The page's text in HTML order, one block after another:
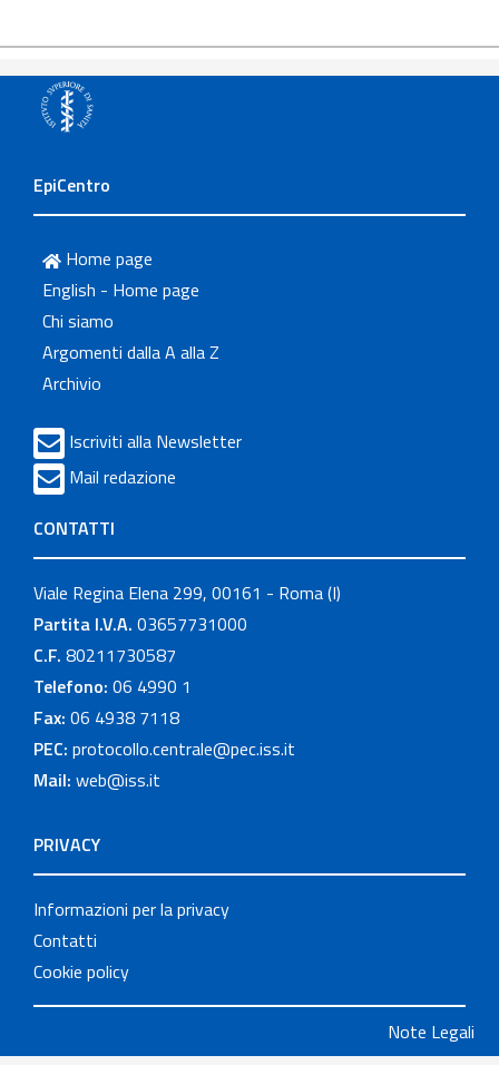
EpiCentro
Home page
English - Home page
Chi siamo
Argomenti dalla A alla Z
Archivio
Iscriviti alla Newsletter
Mail redazione
CONTATTI
Viale Regina Elena 299, 00161 - Roma (I)
Partita I.V.A. 03657731000
C.F. 80211730587
Telefono: 06 4990 1
Fax: 06 4938 7118
PEC: protocollo.centrale@pec.iss.it
Mail: web@iss.it
PRIVACY
Informazioni per la privacy
Contatti
Cookie policy
Note Legali